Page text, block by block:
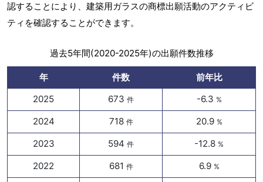
認することにより、建築用ガラスの商標出願活動のアクティビ
ティを確認することができます。
過去5年間(2020-2025年)の出願件数推移
年 件数
前年比
2025
673 件 -6.3 %
2024 718 件 20.9 %
2023 594 件 -12.8 %
2022 681 件 6.9 %